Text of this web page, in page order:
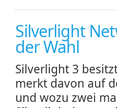
Silverlight
der Wahl
Silverlight 3
merkt davon auf
und wozu zwei